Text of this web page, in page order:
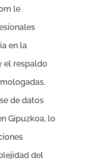
le
en la
el respaldo
de datos
Gipuzkoa, lo
del